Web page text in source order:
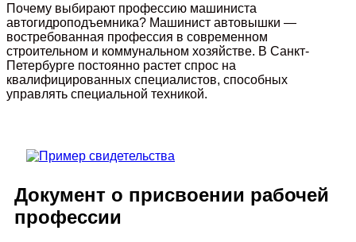
Почему выбирают профессию машиниста
автогидроподъемника? Машинист автовышки —
востребованная профессия в современном
строительном и коммунальном хозяйстве. В Санкт-
Петербурге постоянно растет спрос на
квалифицированных специалистов, способных
управлять специальной техникой.
Документ о присвоении рабочей
профессии